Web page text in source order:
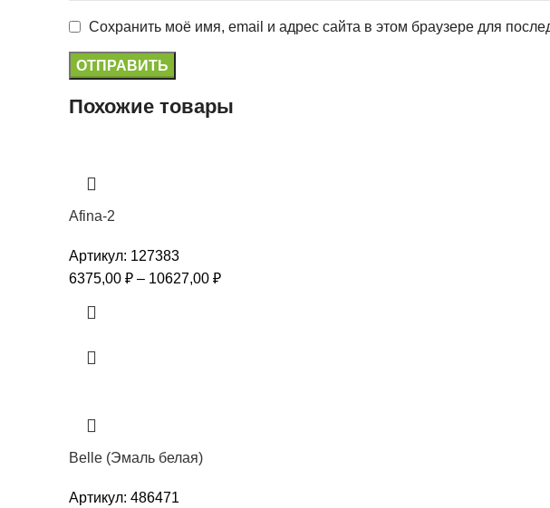
Сохранить моё имя, email и адрес сайта в этом браузере для
Похожие товары
Afina-2
Артикул: 127383
6375,00 ₽ – 10627,00 ₽
Belle (Эмаль белая)
Артикул: 486471